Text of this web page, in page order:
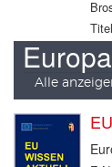
Europa
Alle